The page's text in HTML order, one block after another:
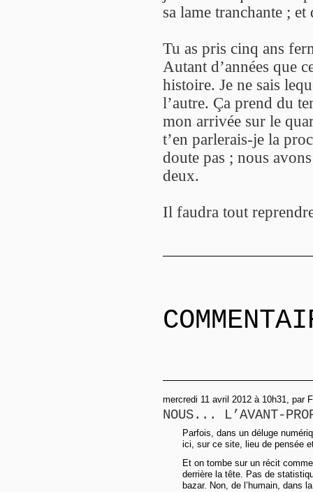
sa lame tranchante ;
Tu as pris cinq ans
Autant d’années que
histoire. Je ne sais
l’autre. Ça prend du
mon arrivée sur le
t’en parlerais-je la
doute pas ; nous
deux.
Il faudra tout
mercredi 11 avril 2012 à 10h31, par
NOUS... L’AVANT-
Parfois, dans un déluge
ici, sur ce site, lieu de pensée
Et on tombe sur un récit
derrière la tête. Pas de
bazar. Non, de l’humain, dans